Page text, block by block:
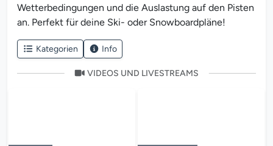
Wetterbedingungen und die Auslastung auf den Pisten
an. Perfekt für deine Ski- oder Snowboardpläne!
Kategorien Info
VIDEOS UND LIVESTREAMS